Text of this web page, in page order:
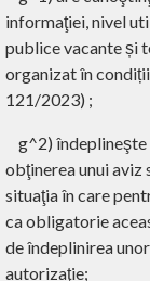
informaţiei, nivel
publice vacante și
organizat în
121/2023) ;
g^2) îndeplineşte
obţinerea unui aviz
situaţia în care
ca obligatorie
de îndeplinirea
autorizaţie;